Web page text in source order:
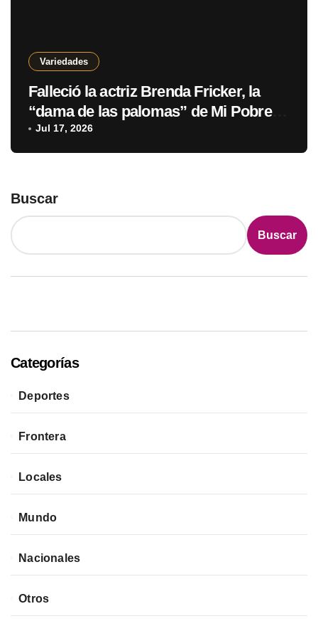
Variedades
Falleció la actriz Brenda Fricker, la
“dama de las palomas” de Mi Pobre
Angelito 2
Jul 17, 2026
Buscar
Buscar
Categorías
Deportes
Frontera
Locales
Mundo
Nacionales
Otros